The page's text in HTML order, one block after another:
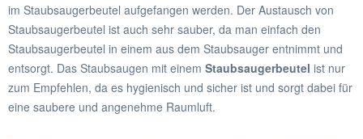
im Staubsaugerbeutel aufgefangen werden. Der Austausch von
Staubsaugerbeutel ist auch sehr sauber, da man einfach den
Staubsaugerbeutel in einem aus dem Staubsauger entnimmt und
entsorgt. Das Staubsaugen mit einem Staubsaugerbeutel ist nur
zum Empfehlen, da es hygienisch und sicher ist und sorgt dabei für
eine saubere und angenehme Raumluft.